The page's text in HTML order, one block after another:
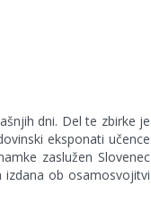
dni. Del te zbirke je
eksponati učence
zaslužen Slovenec
ob osamosvojitvi